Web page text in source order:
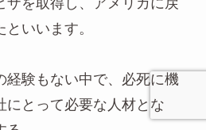
いいます。
経験もない中で、必死に機
にとって必要な人材とな